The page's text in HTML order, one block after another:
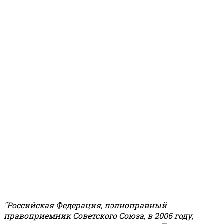
"Российская Федерация, полноправный
правоприемник Советского Союза, в 2006 году,